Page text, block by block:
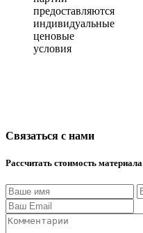
предоставляются
индивидуальные
ценовые
условия
Связаться с нами
Рассчитать стоимость материала